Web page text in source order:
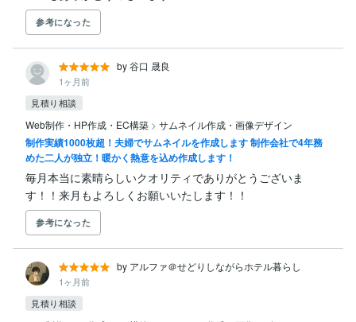
参考になった
by 谷口 晟良
1ヶ月前
見積り相談
Web制作・HP作成・EC構築 > サムネイル作成・画像デザイン
制作実績1000枚超！夫婦でサムネイルを作成します 制作会社で4年務
めた二人が独立！暖かく熱意を込め作成します！
毎月本当に素晴らしいクオリティでありがとうございま
す！！来月もよろしくお願いいたします！！
参考になった
by アルファ＠せどりしながらホテル暮らし
1ヶ月前
見積り相談